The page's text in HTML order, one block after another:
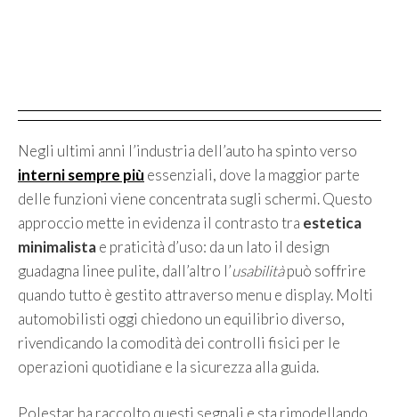
Negli ultimi anni l’industria dell’auto ha spinto verso
interni sempre più essenziali, dove la maggior parte
delle funzioni viene concentrata sugli schermi. Questo
approccio mette in evidenza il contrasto tra estetica
minimalistae praticità d’uso: da un lato il design
guadagna linee pulite, dall’altro l’usabilitàpuò soffrire
quando tutto è gestito attraverso menu e display. Molti
automobilisti oggi chiedono un equilibrio diverso,
rivendicando la comodità dei controlli fisici per le
operazioni quotidiane e la sicurezza alla guida.
Polestar ha raccolto questi segnali e sta rimodellando